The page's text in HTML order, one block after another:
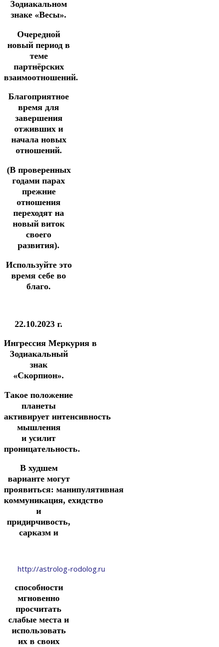
Зодиакальном
знаке «Весы».
Очередной
новый период в
теме
партнёрских
взаимоотношений.
Благоприятное
время для
завершения
отживших и
начала новых
отношений.
(В проверенных
годами парах
прежние
отношения
переходят на
новый виток
своего
развития).
Используйте это
время себе во
благо.
22.10.2023 г.
Ингрессия Меркурия в
Зодиакальный
знак
«Скорпион».
Такое положение
планеты
активирует интенсивность
мышления
и усилит
проницательность.
В худшем
варианте могут
проявиться: манипулятивная
коммуникация, ехидство
и
придирчивость,
сарказм и
http://astrolog-rodolog.ru
способности
мгновенно
просчитать
слабые места и
использовать
их в своих